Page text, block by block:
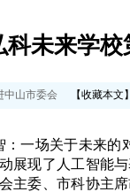
未来学
中山市委会 【收藏本文
：一场关于未来的
展现了人工智能
主委、市科协主